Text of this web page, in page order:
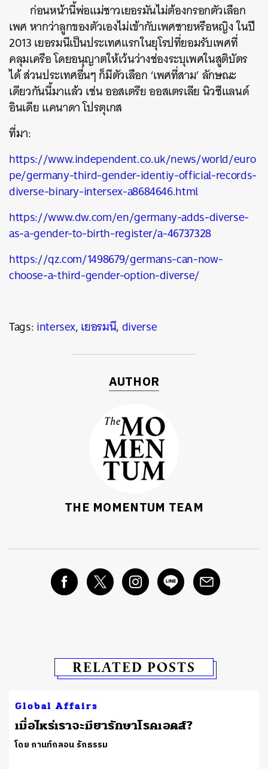
ก่อนหน้านี้พ่อแม่ชาวเยอรมันไม่ต้องกรอกตัวเลือก
เพศ หากว่าลูกของตัวเองไม่เข้ากับเพศชายหรือหญิง ในปี
2013 เยอรมนีเป็นประเทศแรกในยุโรปที่ยอมรับเพศที่
คลุมเครือ โดยอนุญาตให้เว้นว่างช่องระบุเพศในสูติบัตร
ได้ ส่วนประเทศอื่นๆ ก็มีตัวเลือก ‘เพศที่สาม’ ลักษณะ
เดียวกันนี้มาแล้ว เช่น ออสเตรีย ออสเตรเลีย นิวซีแลนด์
อินเดีย แคนาดา โปรตุเกส
ที่มา:
https://www.independent.co.uk/news/world/euro
pe/germany-third-gender-identiy-official-records-
diverse-binary-intersex-a8684646.html
https://www.dw.com/en/germany-adds-diverse-
as-a-gender-to-birth-register/a-46737328
https://qz.com/1498679/germans-can-now-
choose-a-third-gender-option-diverse/
Tags:intersex,เยอรมนี,diverse
AUTHOR
THE MOMENTUM TEAM
RELATED POSTS
Global Affairs
เมื่อไหร่เราจะมียารักษาโรคเอดส์?
โดย กานท์กลอน รักธรรม
SHARE TWEET LINE EMAIL